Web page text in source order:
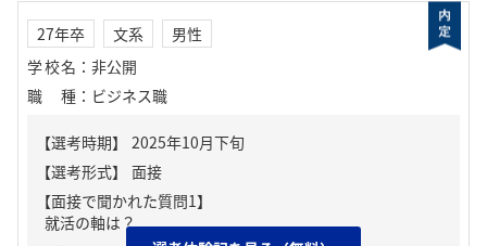
27年卒 文系
男性
学校名 ： 非公開
職種 ： ビジネス職
【面接で聞かれた質問1】
就活の軸は？